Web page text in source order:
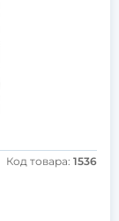
Код товара: 1536